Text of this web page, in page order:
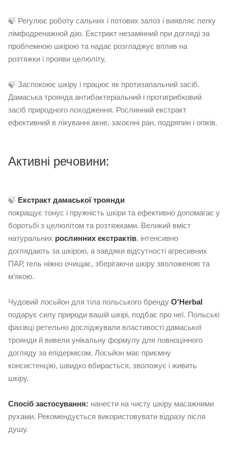
🍃 Регулює роботу сальних і потових залоз і виявляє легку
лімфодренажной дію. Екстракт незамінний при догляді за
проблемною шкірою та надає розгладжує вплив на
розтяжки і прояви целюліту.
🍃 Заспокоює шкіру і працює як протизапальний засіб.
Дамаська троянда антибактеріальний і протигрибковий
засіб природного походження. Рослинний екстракт
ефективний в лікуванні акне, загоєнні ран, подряпин і опіків.
Активні речовини:
🍃 Екстракт дамаської троянди
покращує тонус і пружність шкіри та ефективно допомагає у
боротьбі з целюлітом та розтяжками. Великий вміст
натуральних рослинних екстрактів, інтенсивно
доглядають за шкірою, а завдяки відсутності агресивних
ПАР, гель ніжно очищає, зберігаючи шкіру зволоженою та
м’якою.
Чудовий лосьйон для тіла польського бренду O'Herbal
подарує силу природи вашій шкірі, подбає про неї. Польські
фахівці ретельно досліджували властивості дамаської
троянди й вивели унікальну формулу для повноцінного
догляду за епідермісом. Лосьйон має приємну
консистенцію, швидко вбирається, зволожує і живить
шкіру.
Спосіб застосування: нанести на чисту шкіру масажними
рухами. Рекомендується використовувати відразу після
душу.